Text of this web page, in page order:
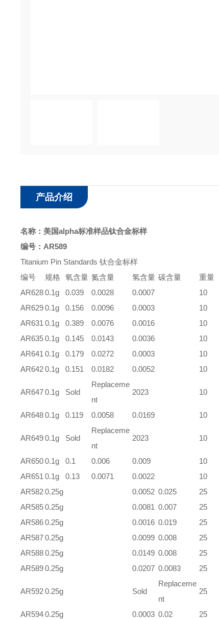
产品介绍
名称： 美国alpha标准样品钛合金标样
编号： AR589
Titanium Pin Standards 钛合金标样
编号
规格 氧含量 氮含量 氢含量 碳含量
重量
AR6280.1g 0.039 0.0028 0.0007
10
AR6290.1g 0.156 0.0096 0.0003
10
AR631 0.1g 0.389 0.0076 0.0016
10
AR6350.1g 0.145 0.0143 0.0036
10
AR641 0.1g 0.179 0.0272 0.0003
10
AR6420.1g 0.151 0.0182 0.0052 10
AR6470.1g Sold
Replaceme
nt
2023 10
AR6480.1g 0.119 0.0058 0.0169 10
AR6490.1g Sold
Replaceme
nt
2023 10
AR6500.1g 0.1 0.006 0.009
10
AR651 0.1g 0.13 0.0071 0.0022
10
AR5820.25g 0.0052 0.025
25
AR5850.25g 0.0081 0.007
25
AR5860.25g 0.0016 0.019
25
AR5870.25g 0.0099 0.008
25
AR5880.25g 0.0149 0.008
25
AR5890.25g 0.0207 0.0083 25
AR5920.25g Sold
Replaceme
nt
25
AR5940.25g 0.0003 0.02 25